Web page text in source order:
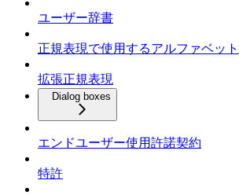
ユーザー辞書
正規表現で使用するアルファベット
拡張正規表現
Dialog boxes
エンドユーザー使用許諾契約
特許